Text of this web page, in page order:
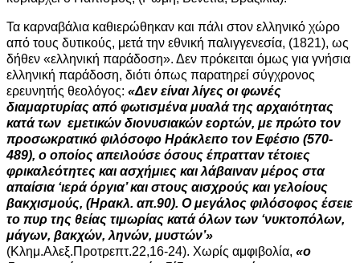
Τα καρναβάλια καθιερώθηκαν και πάλι στον ελληνικό χώρο
από τους δυτικούς, μετά την εθνική παλιγγενεσία, (1821), ως
δήθεν «ελληνική παράδοση». Δεν πρόκειται όμως για γνήσια
ελληνική παράδοση, διότι όπως παρατηρεί σύγχρονος
ερευνητής θεολόγος: «Δεν είναι λίγες οι φωνές
διαμαρτυρίας από φωτισμένα μυαλά της αρχαιότητας
κατά των εμετικών διονυσιακών εορτών, με πρώτο τον
προσωκρατικό φιλόσοφο Ηράκλειτο τον Εφέσιο (570-
489), ο οποίος απειλούσε όσους έπρατταν τέτοιες
φρικαλεότητες και ασχήμιες και λάβαιναν μέρος στα
απαίσια ‘ιερά όργια’ και στους αισχρούς και γελοίους
βακχισμούς, (Ηρακλ. απ.90). Ο μεγάλος φιλόσοφος έσειε
το πυρ της θείας τιμωρίας κατά όλων των ‘νυκτοπόλων,
μάγων, βακχών, ληνών, μυστών’»
(Κλημ.Αλεξ.Προτρεπτ.22,16-24). Χωρίς αμφιβολία, «ο